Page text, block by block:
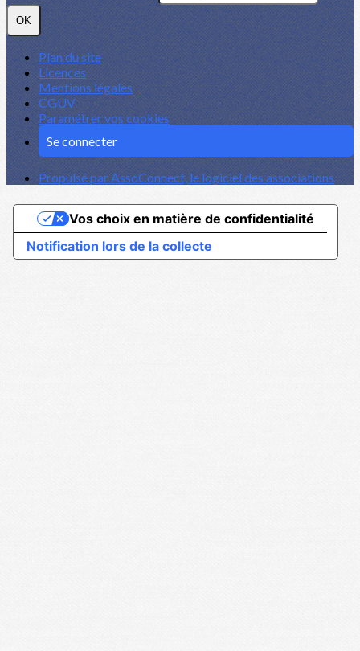
OK
Plan du site
Licences
Mentions légales
CGUV
Paramétrer vos cookies
Se connecter
Propulsé par AssoConnect, le logiciel des associations
Notification lors de la collecte
Vos choix en matière de confidentialité